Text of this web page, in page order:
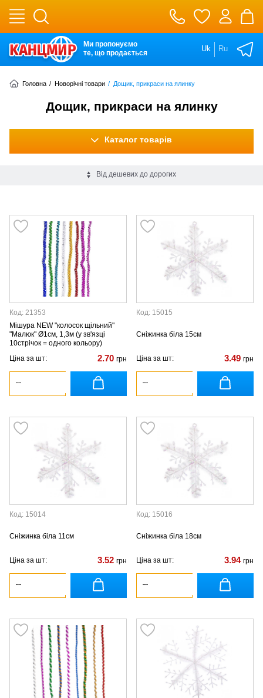
Ми пропонуємо
те, що продається
Uk Ru
Головна / Новорічні товари / Дощик, прикраси на ялинку
Дощик, прикраси на ялинку
Каталог товарів
Від дешевих до дорогих
Код: 21353
Мішура NEW "колосок щільний"
"Малюк" Ø1см, 1,3м (у зв'язці
10стрічок = одного кольору)
Ціна за шт:
2.70 грн
Код: 15015
Сніжинка біла 15см
Ціна за шт: 3.49 грн
Код: 15014
Сніжинка біла 11см
Ціна за шт: 3.52 грн
Код: 15016
Сніжинка біла 18см
Ціна за шт: 3.94 грн